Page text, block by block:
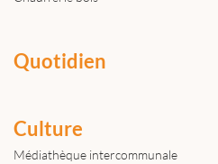
Quotidien
Culture
Médiathèque intercommunale